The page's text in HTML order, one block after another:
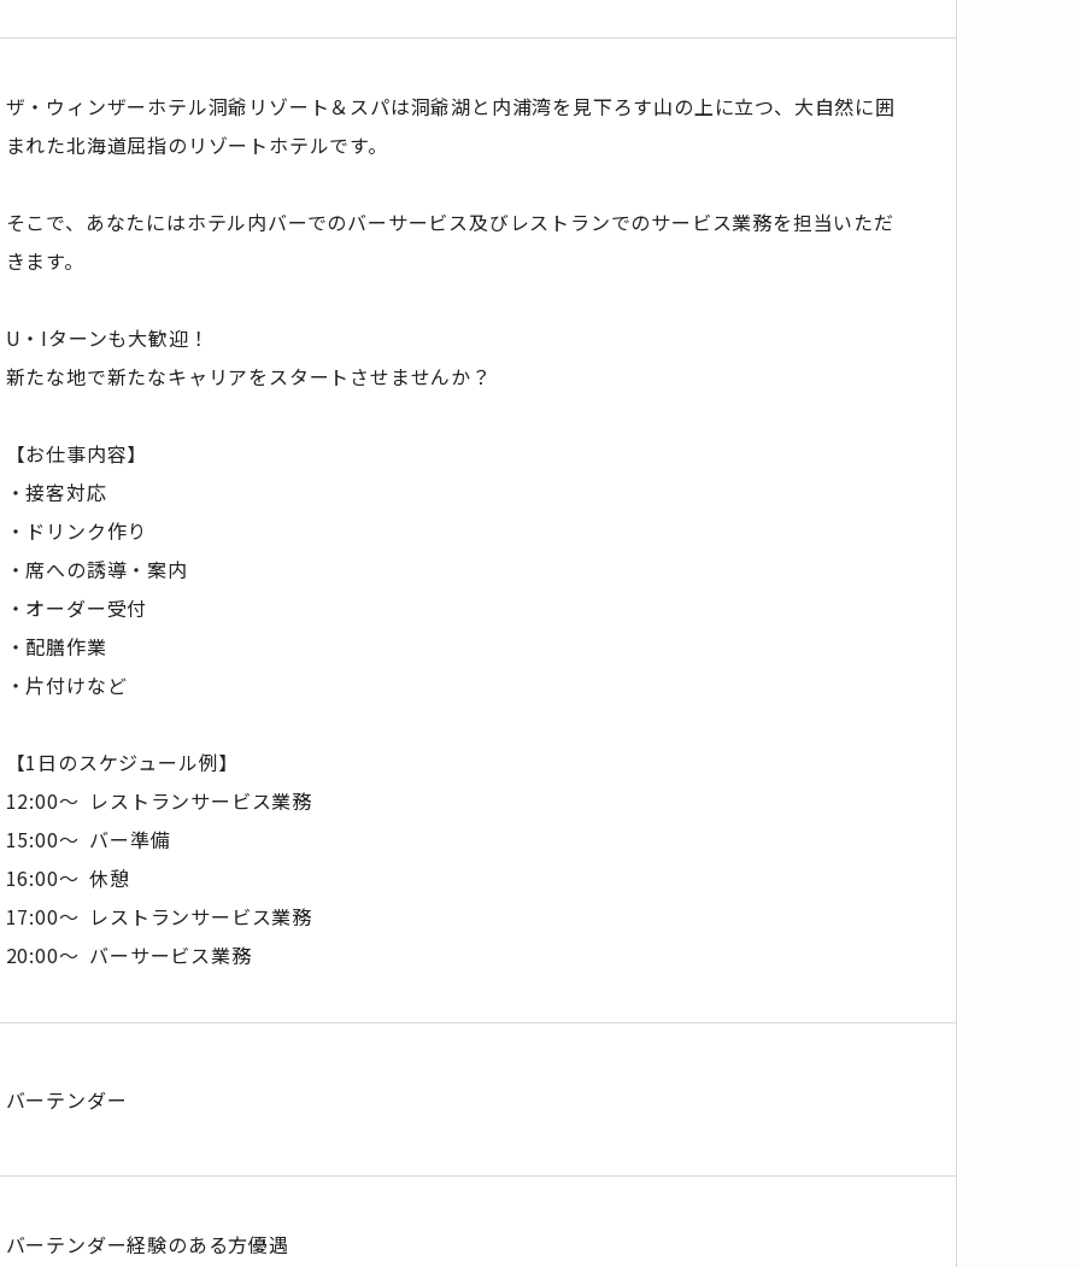
ザ・ウィンザーホテル洞爺リゾート＆スパは洞爺湖と内浦湾を見下ろす山の上に立つ、大自然に囲
まれた北海道屈指のリゾートホテルです。
そこで、あなたにはホテル内バーでのバーサービス及びレストランでのサービス業務を担当いただ
きます。
U・Iターンも大歓迎！
新たな地で新たなキャリアをスタートさせませんか？
【お仕事内容】
・接客対応
・ドリンク作り
・席への誘導・案内
・オーダー受付
・配膳作業
・片付けなど
【1日のスケジュール例】
12:00～ レストランサービス業務
15:00～ バー準備
16:00～ 休憩
17:00～ レストランサービス業務
20:00～ バーサービス業務
バーテンダー
バーテンダー経験のある方優遇